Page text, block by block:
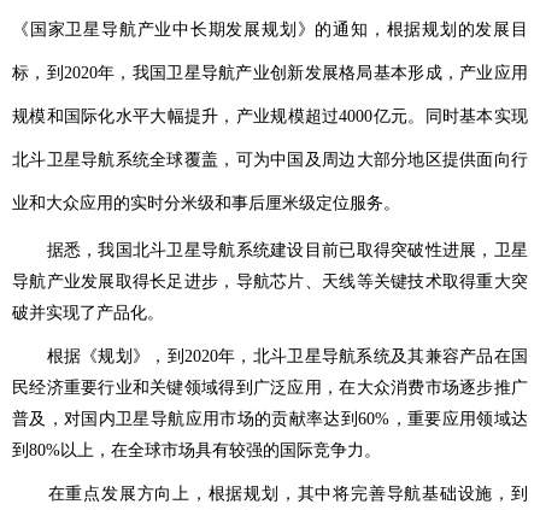
《国家卫星导航产业中长期发展规划》的通知，根据规划的发展目
标，到2020年，我国卫星导航产业创新发展格局基本形成，产业应用
规模和国际化水平大幅提升，产业规模超过4000亿元。同时基本实现
北斗卫星导航系统全球覆盖，可为中国及周边大部分地区提供面向行
业和大众应用的实时分米级和事后厘米级定位服务。
据悉，我国北斗卫星导航系统建设目前已取得突破性进展，卫星
导航产业发展取得长足进步，导航芯片、天线等关键技术取得重大突
破并实现了产品化。
根据《规划》，到2020年，北斗卫星导航系统及其兼容产品在国
民经济重要行业和关键领域得到广泛应用，在大众消费市场逐步推广
普及，对国内卫星导航应用市场的贡献率达到60%，重要应用领域达
到80%以上，在全球市场具有较强的国际竞争力。
在重点发展方向上，根据规划，其中将完善导航基础设施，到